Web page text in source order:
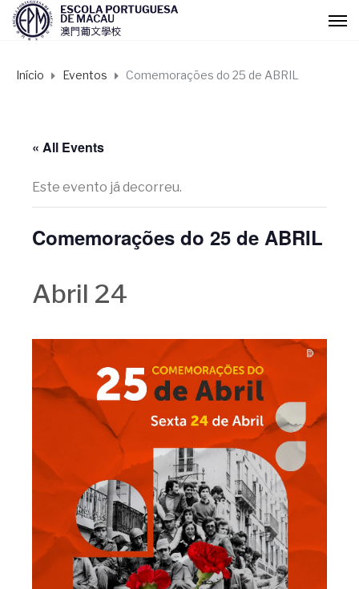
Início Eventos Comemorações do 25 de ABRIL
« All Events
Este evento já decorreu.
Comemorações do 25 de ABRIL
Abril 24